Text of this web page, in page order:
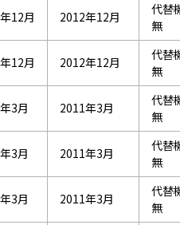
12月 2012年12月
代替
無
12月 2012年12月
代替
無
3月 2011年3月
代替
無
3月 2011年3月
代替
無
3月 2011年3月
代替
無